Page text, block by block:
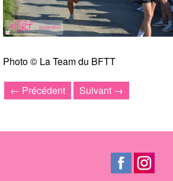
Photo © La Team du BFTT
← Précédent Suivant →